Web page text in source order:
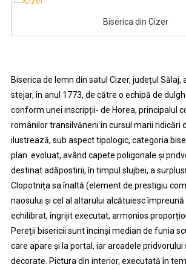
Biserica din Cizer
Biserica de lemn din satul Cizer, județul
stejar, în anul 1773, de către o echipă de
conform unei inscripții- de Horea, principalul
românilor transilvăneni în cursul marii ridicări
ilustrează, sub aspect tipologic, categoria
plan evoluat, având capete poligonale și
destinat adăpostirii, în timpul slujbei, a
Clopotnița sa înaltă (element de prestigiu
naosului și cel al altarului alcătuiesc
echilibrat, îngrijit executat, armonios
Pereții bisericii sunt încinși median de funia
care apare și la portal, iar arcadele pridvorului
decorate. Pictura din interior, executată în